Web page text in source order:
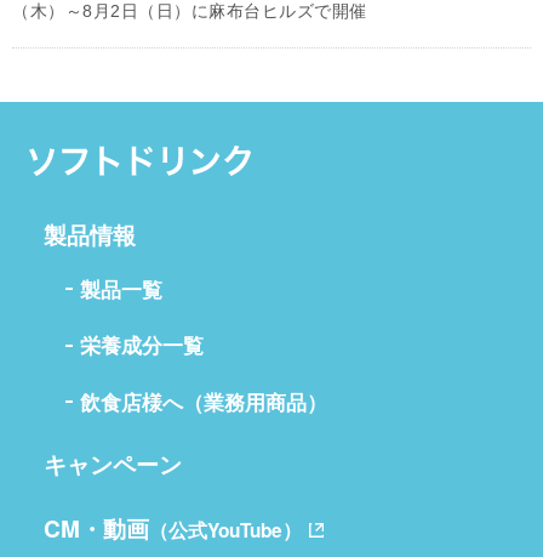
（木）～8月2日（日）に麻布台ヒルズで開催
製品情報
製品一覧
栄養成分一覧
飲食店様へ（業務用商品）
キャンペーン
CM・動画（公式YouTube）